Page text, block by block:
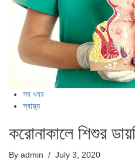
সব খবর
স্বাস্থ্য
করোনাকালে শিশুর
By admin / July 3, 2020